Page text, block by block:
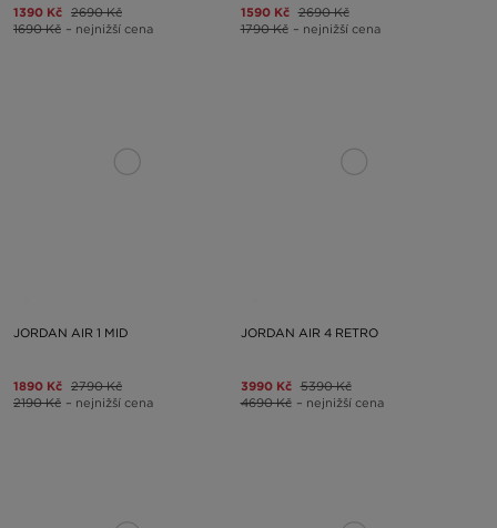
1390 Kč 2690 Kč
1690 Kč – nejnižší cena
1590 Kč 2690 Kč
1790 Kč – nejnižší cena
JORDAN AIR 1 MID
1890 Kč 2790 Kč
2190 Kč – nejnižší cena
JORDAN AIR 4 RETRO
3990 Kč 5390 Kč
4690 Kč – nejnižší cena